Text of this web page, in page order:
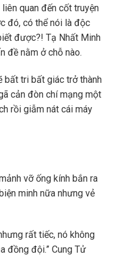
quan đến cốt truyện
đó, có thể nói là độc
được?! Tạ Nhất Minh
đề nằm ở chỗ nào.
bất tri bất giác trở thành
cản đòn chí mạng một
rồi giẫm nát cái máy
vỡ ống kính bắn ra
minh nữa nhưng vẻ
rất tiếc, nó không
đồng đội.” Cung Tử